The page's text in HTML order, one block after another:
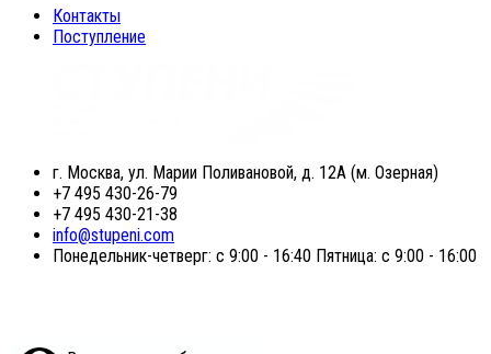
Контакты
Поступление
г. Москва, ул. Марии Поливановой, д. 12А (м. Озерная)
+7 495 430-26-79
+7 495 430-21-38
info@stupeni.com
Понедельник-четверг: с 9:00 - 16:40 Пятница: с 9:00 - 16:00